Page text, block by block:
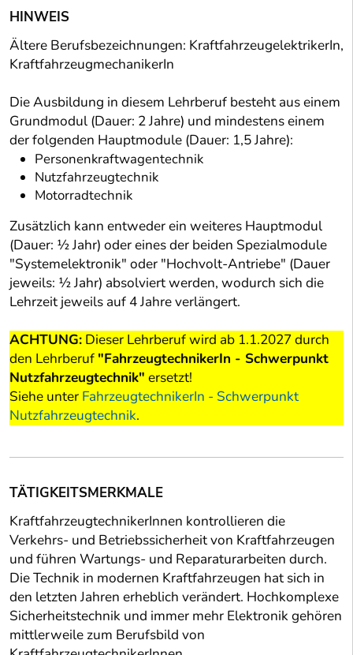
HINWEIS
Ältere Berufsbezeichnungen: KraftfahrzeugelektrikerIn,
KraftfahrzeugmechanikerIn
Die Ausbildung in diesem Lehrberuf besteht aus einem
Grundmodul (Dauer: 2 Jahre) und mindestens einem
der folgenden Hauptmodule (Dauer: 1,5 Jahre):
Personenkraftwagentechnik
Nutzfahrzeugtechnik
Motorradtechnik
Zusätzlich kann entweder ein weiteres Hauptmodul
(Dauer: ½ Jahr) oder eines der beiden Spezialmodule
"Systemelektronik" oder "Hochvolt-Antriebe" (Dauer
jeweils: ½ Jahr) absolviert werden, wodurch sich die
Lehrzeit jeweils auf 4 Jahre verlängert.
ACHTUNG: Dieser Lehrberuf wird ab 1.1.2027 durch
den Lehrberuf "FahrzeugtechnikerIn - Schwerpunkt
Nutzfahrzeugtechnik" ersetzt!
Siehe unter FahrzeugtechnikerIn - Schwerpunkt
Nutzfahrzeugtechnik.
TÄTIGKEITSMERKMALE
KraftfahrzeugtechnikerInnen kontrollieren die
Verkehrs- und Betriebssicherheit von Kraftfahrzeugen
und führen Wartungs- und Reparaturarbeiten durch.
Die Technik in modernen Kraftfahrzeugen hat sich in
den letzten Jahren erheblich verändert. Hochkomplexe
Sicherheitstechnik und immer mehr Elektronik gehören
mittlerweile zum Berufsbild von